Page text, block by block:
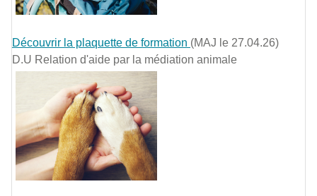
Découvrir la plaquette de formation (MAJ le 27.04.26)
D.U Relation d'aide par la médiation animale